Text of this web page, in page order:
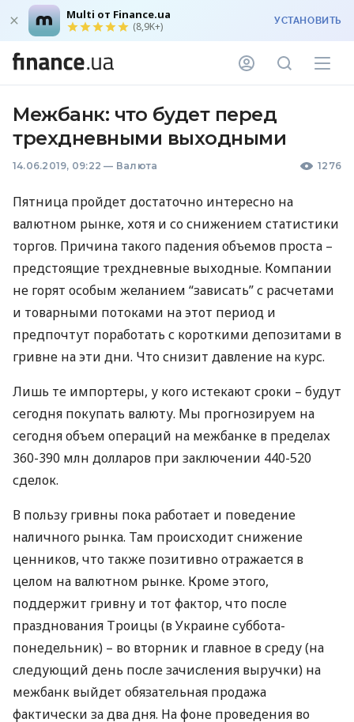
Multi от Finance.ua
(8,9K+) УСТАНОВИТЬ
Межбанк: что будет перед
трехдневными выходными
14.06.2019, 09:22 — Валюта 1276
Пятница пройдет достаточно интересно на
валютном рынке, хотя и со снижением статистики
торгов. Причина такого падения объемов проста –
предстоящие трехдневные выходные. Компании
не горят особым желанием “зависать” с расчетами
и товарными потоками на этот период и
предпочтут поработать с короткими депозитами в
гривне на эти дни. Что снизит давление на курс.
Лишь те импортеры, у кого истекают сроки – будут
сегодня покупать валюту. Мы прогнозируем на
сегодня объем операций на межбанке в пределах
360-390 млн долларов при заключении 440-520
сделок.
В пользу гривны пока работает и поведение
наличного рынка. Там происходит снижение
ценников, что также позитивно отражается в
целом на валютном рынке. Кроме этого,
поддержит гривну и тот фактор, что после
празднования Троицы (в Украине суббота-
понедельник) – во вторник и главное в среду (на
следующий день после зачисления выручки) на
межбанк выйдет обязательная продажа
фактически за два дня. На фоне проведения во